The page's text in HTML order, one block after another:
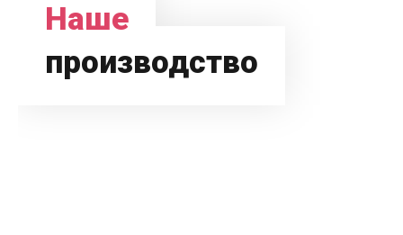
Наше
производство